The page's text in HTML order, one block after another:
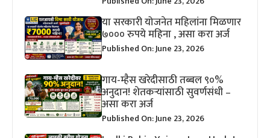
या सरकारी योजनेत महिलांना मिळणार
७००० रुपये महिना , असा करा अर्ज
Published On: June 23, 2026
गाय-म्हैस खरेदीसाठी तब्बल ९०%
अनुदान! शेतकऱ्यांसाठी सुवर्णसंधी –
असा करा अर्ज
Published On: June 23, 2026